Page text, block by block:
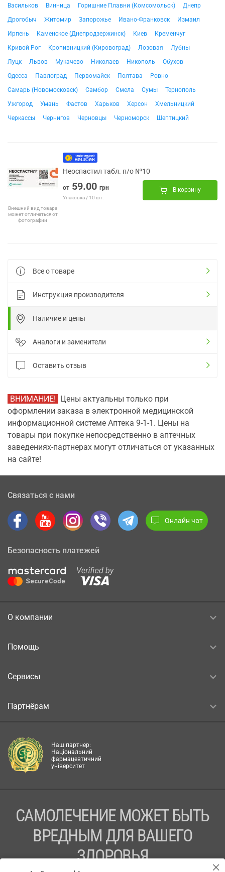
Васильков
Винница Горишние Плавни (Комсомольск)
Днепр
Дрогобыч
Житомир Запорожье Ивано-Франковск
Измаил
Ирпень
Каменское (Днепродзержинск) Киев
Кременчуг
Кривой Рог
Кропивницкий (Кировоград) Лозовая
Лубны
Луцк
Львов Мукачево Николаев Никополь
Обухов
Одесса
Павлоград Первомайск Полтава
Ровно
Самарь (Новомосковск)
Самбор Смела Сумы
Тернополь
Ужгород
Умань Фастов Харьков Херсон
Хмельницкий
Черкассы
Чернигов Черновцы Черноморск Шептицкий
Внешний вид товара
может отличаться от
фотографии
Неоспастил табл. п/о №10
от 59.00 грн
Упаковка / 10 шт.
В корзину
Все о товаре
Инструкция производителя
Наличие и цены
Аналоги и заменители
Оставить отзыв
ВНИМАНИЕ! Цены актуальны только при
оформлении заказа в электронной медицинской
информационной системе Аптека 9-1-1. Цены на
товары при покупке непосредственно в аптечных
заведениях-партнерах могут отличаться от указанных
на сайте!
Связаться с нами
Онлайн чат
Безопасность платежей
О компании
Помощь
Сервисы
Партнёрам
Наш партнер:
Національний
фармацевтичний
університет
САМОЛЕЧЕНИЕ МОЖЕТ БЫТЬ
ВРЕДНЫМ ДЛЯ ВАШЕГО
ЗДОРОВЬЯ